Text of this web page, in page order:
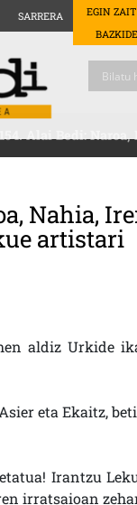
SARRERA
EGIN
154. Alai Bedi:
Nahia,
artistari
aldiz Urkide
eta Ekaitz,
Irantzu
irratsaioan